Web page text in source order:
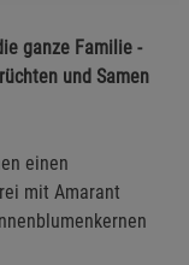
ganze Familie -
und Samen
einen
mit Amarant